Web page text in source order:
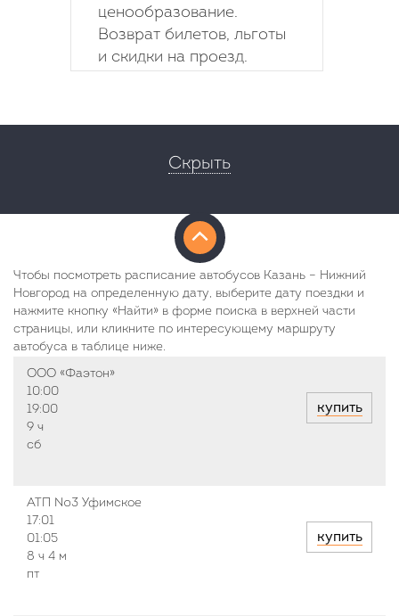
ценообразование.
Возврат билетов, льготы
и скидки на проезд.
Скрыть
Чтобы посмотреть расписание автобусов Казань – Нижний
Новгород на определенную дату, выберите дату поездки и
нажмите кнопку «Найти» в форме поиска в верхней части
страницы, или кликните по интересующему маршруту
автобуса в таблице ниже.
ООО «Фаэтон»
10:00
19:00
9 ч
сб
купить
АТП №3 Уфимское
17:01
01:05
8 ч 4 м
пт
купить